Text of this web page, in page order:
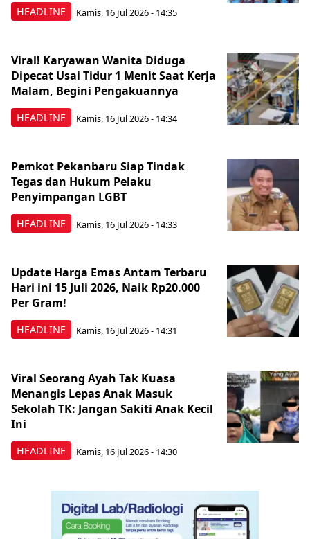
HEADLINE Kamis, 16 Jul 2026 - 14:35
HEADLINE
Viral! Karyawan Wanita Diduga
Dipecat Usai Tidur 1 Menit Saat Kerja
Malam, Begini Pengakuannya
Kamis, 16 Jul 2026 - 14:34
HEADLINE
Pemkot Pekanbaru Siap Tindak
Tegas dan Hukum Pelaku
Penyimpangan LGBT
Kamis, 16 Jul 2026 - 14:33
HEADLINE
Update Harga Emas Antam Terbaru
Hari ini 15 Juli 2026, Naik Rp20.000
Per Gram!
Kamis, 16 Jul 2026 - 14:31
HEADLINE
Viral Seorang Ayah Tak Kuasa
Menangis Lepas Anak Masuk
Sekolah TK: Jangan Sakiti Anak Kecil
Ini
Kamis, 16 Jul 2026 - 14:30